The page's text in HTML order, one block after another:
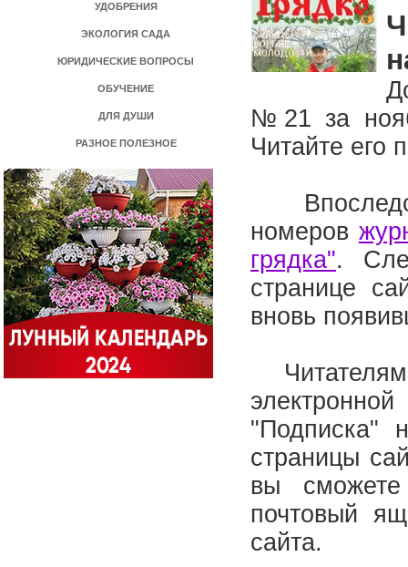
УДОБРЕНИЯ
ЭКОЛОГИЯ САДА
ЮРИДИЧЕСКИЕ ВОПРОСЫ
ОБУЧЕНИЕ
ДЛЯ ДУШИ
РАЗНОЕ ПОЛЕЗНОЕ
№21 за
Читайте его
номеров
грядка".
странице
вновь
Читателям
"Подписка"
страницы
вы
почтовый
сайта.